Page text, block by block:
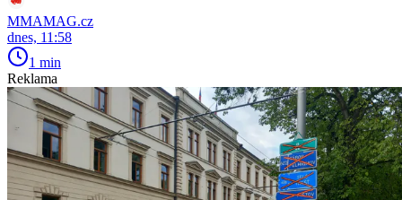
MMAMAG.cz
dnes, 11:58
1 min
Reklama